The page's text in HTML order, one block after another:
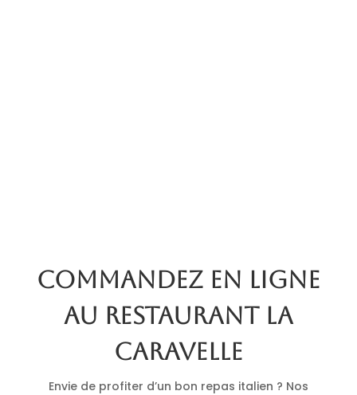
Commandez en ligne
au restaurant La
Caravelle
Envie de profiter d’un bon repas italien ? Nos